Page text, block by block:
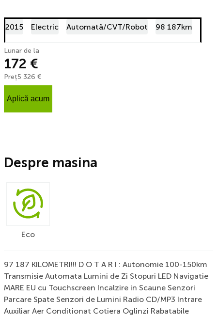
2015 Electric Automată/CVT/Robot 98 187km
Lunar de la
172 €
Preț5 326 €
Aplică acum
Despre masina
Eco
97 187 KILOMETRI!!! D O T A R I : Autonomie 100-150km
Transmisie Automata Lumini de Zi Stopuri LED Navigatie
MARE EU cu Touchscreen Incalzire in Scaune Senzori
Parcare Spate Senzori de Lumini Radio CD/MP3 Intrare
Auxiliar Aer Conditionat Cotiera Oglinzi Rabatabile